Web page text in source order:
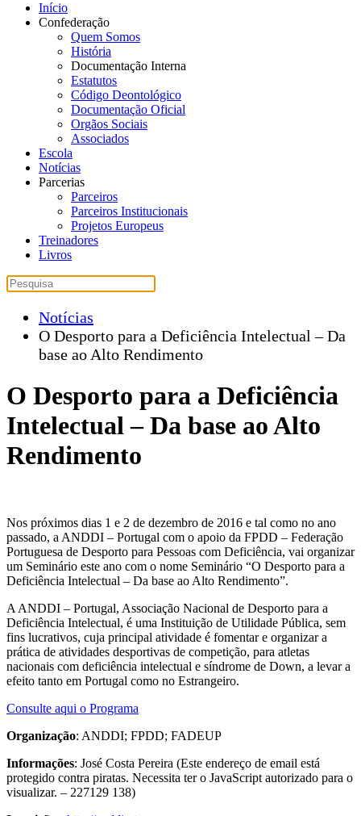
Início
Confederação
Quem Somos
História
Documentação Interna
Estatutos
Código Deontológico
Documentação Oficial
Orgãos Sociais
Associados
Escola
Notícias
Parcerias
Parceiros
Parceiros Institucionais
Projetos Europeus
Treinadores
Livros
Notícias
O Desporto para a Deficiência Intelectual – Da
base ao Alto Rendimento
O Desporto para a Deficiência
Intelectual – Da base ao Alto
Rendimento
Nos próximos dias 1 e 2 de dezembro de 2016 e tal como no ano
passado, a ANDDI – Portugal com o apoio da FPDD – Federação
Portuguesa de Desporto para Pessoas com Deficiência, vai organizar
um Seminário este ano com o nome Seminário “O Desporto para a
Deficiência Intelectual – Da base ao Alto Rendimento”.
A ANDDI – Portugal, Associação Nacional de Desporto para a
Deficiência Intelectual, é uma Instituição de Utilidade Pública, sem
fins lucrativos, cuja principal atividade é fomentar e organizar a
prática de atividades desportivas de competição, para atletas
nacionais com deficiência intelectual e síndrome de Down, a levar a
efeito tanto em Portugal como no Estrangeiro.
Consulte aqui o Programa
Organização: ANDDI; FPDD; FADEUP
Informações: José Costa Pereira (Este endereço de email está
protegido contra piratas. Necessita ter o JavaScript autorizado para o
visualizar. – 227129 138)